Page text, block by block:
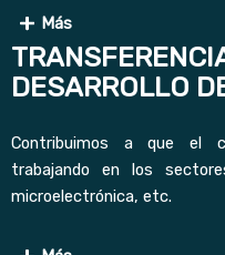
Más
DESARROLLO
Contribuimos a que el
trabajando en los
microelectrónica, etc.